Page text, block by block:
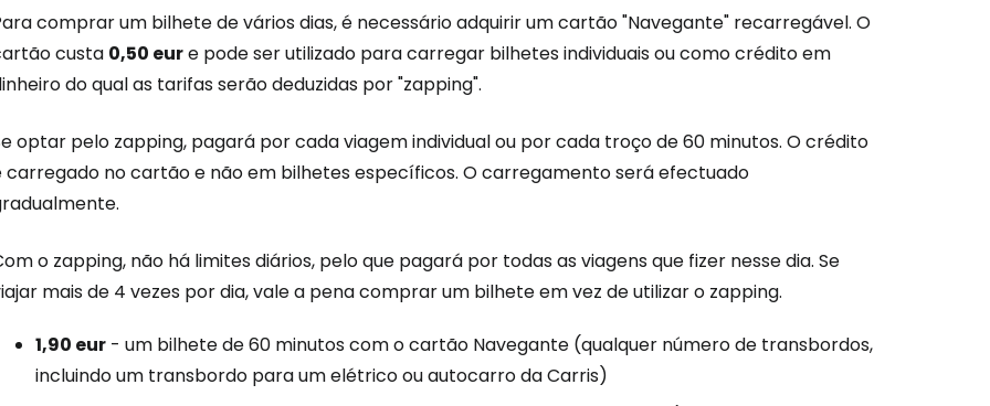
comprar um bilhete de vários dias, é necessário adquirir um cartão "Navegante" recarregável. O
custa 0,50 eure pode ser utilizado para carregar bilhetes individuais ou como crédito em
do qual as tarifas serão deduzidas por "zapping".
optar pelo zapping, pagará por cada viagem individual ou por cada troço de 60 minutos. O crédito
carregado no cartão e não em bilhetes específicos. O carregamento será efectuado
o zapping, não há limites diários, pelo que pagará por todas as viagens que fizer nesse dia. Se
mais de 4 vezes por dia, vale a pena comprar um bilhete em vez de utilizar o zapping.
1,90 eur - um bilhete de 60 minutos com o cartão Navegante (qualquer número de transbordos,
incluindo um transbordo para um elétrico ou autocarro da Carris)